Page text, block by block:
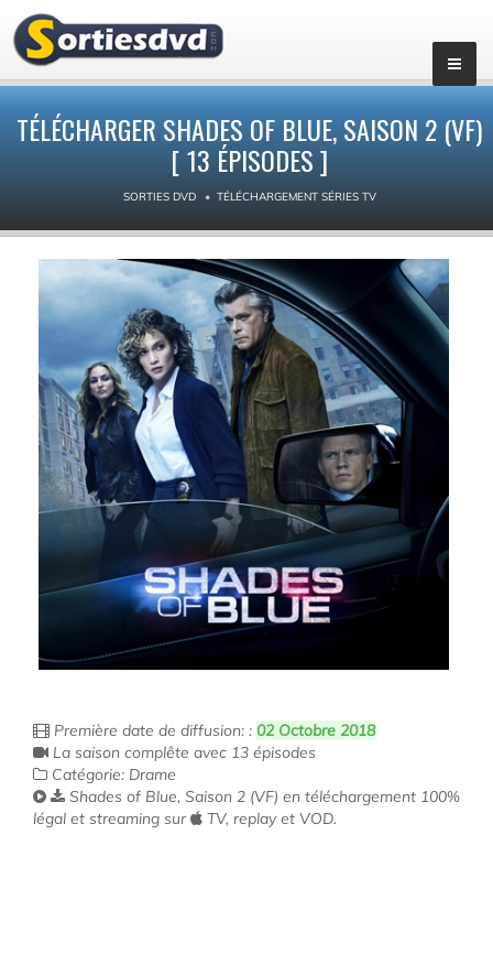
TÉLÉCHARGER SHADES OF BLUE, SAISON 2 (VF)
[ 13 ÉPISODES ]
SORTIES DVD TÉLÉCHARGEMENT SÉRIES TV
Première date de diffusion: : 02 Octobre 2018
La saison complête avec 13 épisodes
Catégorie: Drame
Shades of Blue, Saison 2 (VF) en téléchargement 100%
légal et streaming sur
TV, replay et VOD.